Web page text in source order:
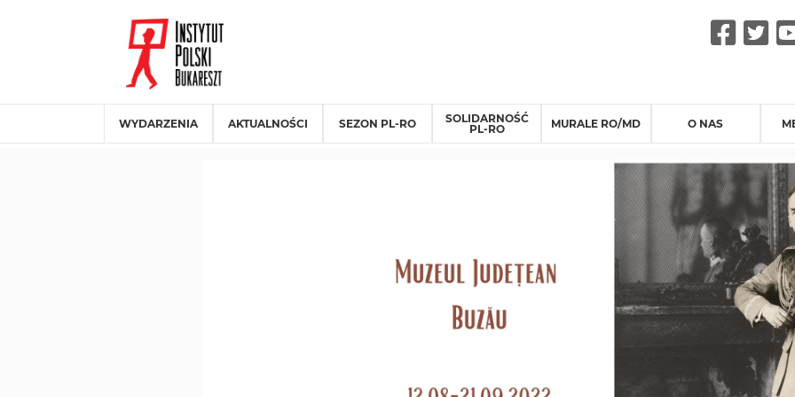
WYDARZENIA AKTUALNOŚCI SEZON PL-RO
SOLIDARNOŚĆ
PL-RO
MURALE RO/MD O NAS